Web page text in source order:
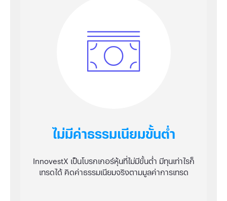
ไม่มีค่าธรรมเนียมขั้นต่ำ
InnovestX เป็นโบรกเกอร์หุ้นที่ไม่มีขั้นต่ำ มีทุนเท่าไรก็
เทรดได้ คิดค่าธรรมเนียมจริงตามมูลค่าการเทรด